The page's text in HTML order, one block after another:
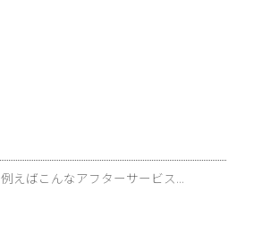
例えばこんなアフターサービス...